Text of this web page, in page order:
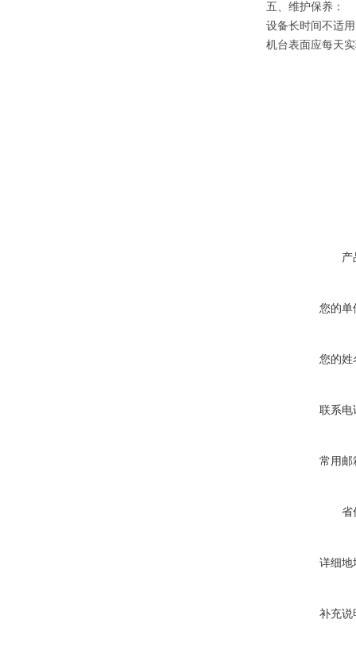
五、 维护保养：
设备长时间不适
机台表面应每天
产
您的单
您的姓
联系电
常用邮
省
详细地
补充说